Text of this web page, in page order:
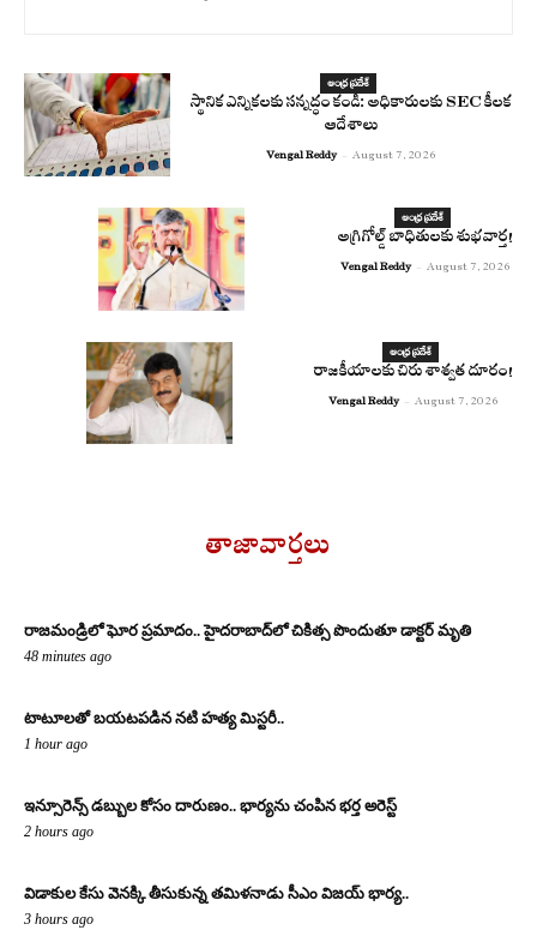
ఆంధ్ర ప్రదేశ్
స్థానిక ఎన్నికలకు సన్నద్ధం కండి: అధికారులకు SEC కీలక
ఆదేశాలు
Vengal Reddy - August 7, 2026
ఆంధ్ర ప్రదేశ్
అగ్రిగోల్డ్ బాధితులకు శుభవార్త!
Vengal Reddy - August 7, 2026
ఆంధ్ర ప్రదేశ్
రాజకీయాలకు చిరు శాశ్వత దూరం!
Vengal Reddy - August 7, 2026
తాజావార్తలు
రాజమండ్రిలో ఘోర ప్రమాదం.. హైదరాబాద్‌లో చికిత్స పొందుతూ డాక్టర్ మృతి
48 minutes ago
టాటూలతో బయటపడిన నటి హత్య మిస్టరీ..
1 hour ago
ఇన్సూరెన్స్ డబ్బుల కోసం దారుణం.. భార్యను చంపిన భర్త అరెస్ట్
2 hours ago
విడాకుల కేసు వెనక్కి తీసుకున్న తమిళనాడు సీఎం విజయ్ భార్య..
3 hours ago